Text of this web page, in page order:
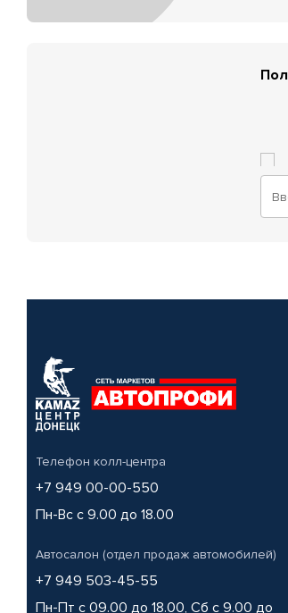
Телефон колл-центра
+7 949 00-00-550
Пн-Вс с 9.00 до 18.00
Автосалон (отдел продаж автомобилей)
+7 949 503-45-55
Пн-Пт с 09.00 до 18.00, Сб с 9.00 до